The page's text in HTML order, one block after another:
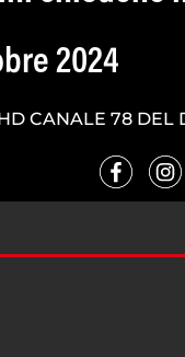
2024
CANALE 78 DEL